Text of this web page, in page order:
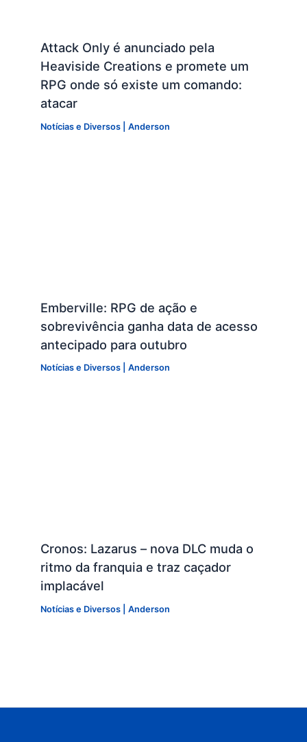
Attack Only é anunciado pela
Heaviside Creations e promete um
RPG onde só existe um comando:
atacar
Notícias e Diversos| Anderson
Emberville: RPG de ação e
sobrevivência ganha data de acesso
antecipado para outubro
Notícias e Diversos| Anderson
Cronos: Lazarus – nova DLC muda o
ritmo da franquia e traz caçador
implacável
Notícias e Diversos| Anderson